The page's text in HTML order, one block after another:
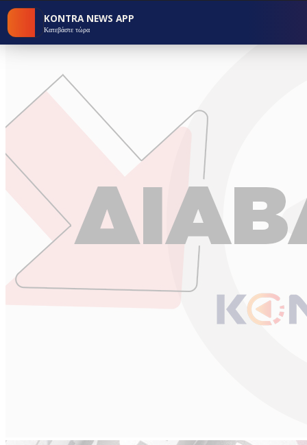
KONTRA NEWS APP
Κατεβάστε τώρα